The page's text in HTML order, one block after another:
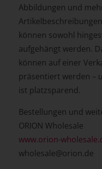
Abbildungen und
können sowohl
aufgehängt werden.
können auf einer
präsentiert werden –
ist platzsparend.
Bestellungen und
ORION Wholesale
www.orion-
wholesale@orion.de